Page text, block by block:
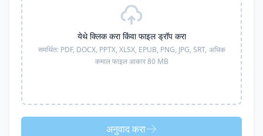
येथे क्लिक करा किंवा फाइल ड्रॉप करा
समर्थित: PDF, DOCX, PPTX, XLSX, EPUB, PNG, JPG, SRT, अधिक
कमाल फाइल आकार 80 MB
अनुवाद करा